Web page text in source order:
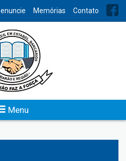
Memórias Contato
Menu
uma série de serviços para
devem procurar a secretaria e
dos convênios firmados com
obter descontos.